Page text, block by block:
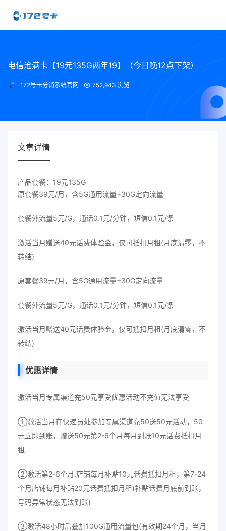
电信沧满卡【19元135G两年19】（今日晚12点下架）
172号卡分销系统官网 752,943 浏览
文章详情
产品套餐：19元135G
原套餐39元/月，含5G通用流量+30G定向流量
套餐外流量5元/G，通话0.1元/分钟，短信0.1元/条
激活当月赠送40元话费体验金，仅可抵扣月租(月底清零，不
转结)
原套餐39元/月，含5G通用流量+30G定向流量
套餐外流量5元/G，通话0.1元/分钟，短信0.1元/条
激活当月赠送40元话费体验金，仅可抵扣月租(月底清零，不
转结)
优惠详情
激活当月专属渠道充50元享受优惠活动不充值无法享受
①激活当月在快递员处参加专属渠道充50送50元活动，50
元立即到账，赠送50元第2-6个月每月到账10元话费抵扣月
租
②激活第2-6个月,店铺每月补贴10元话费抵扣月租，第7-24
个月店铺每月补贴20元话费抵扣月租(补贴话费月底前到账，
号码异常状态无法到账)
③激活48小时后叠加100G通用流量包(有效期24个月，当月